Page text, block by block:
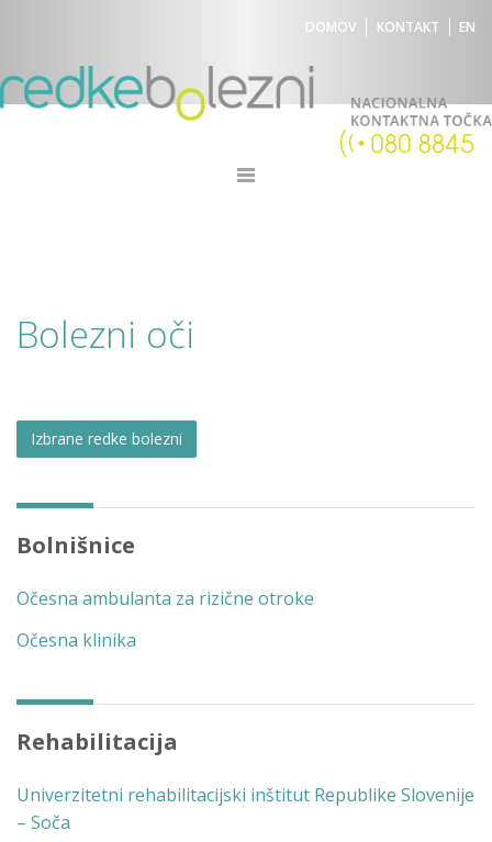
DOMOV KONTAKT EN
Bolezni oči
Izbrane redke bolezni
Bolnišnice
Očesna ambulanta za rizične otroke
Očesna klinika
Rehabilitacija
Univerzitetni rehabilitacijski inštitut Republike Slovenije
– Soča